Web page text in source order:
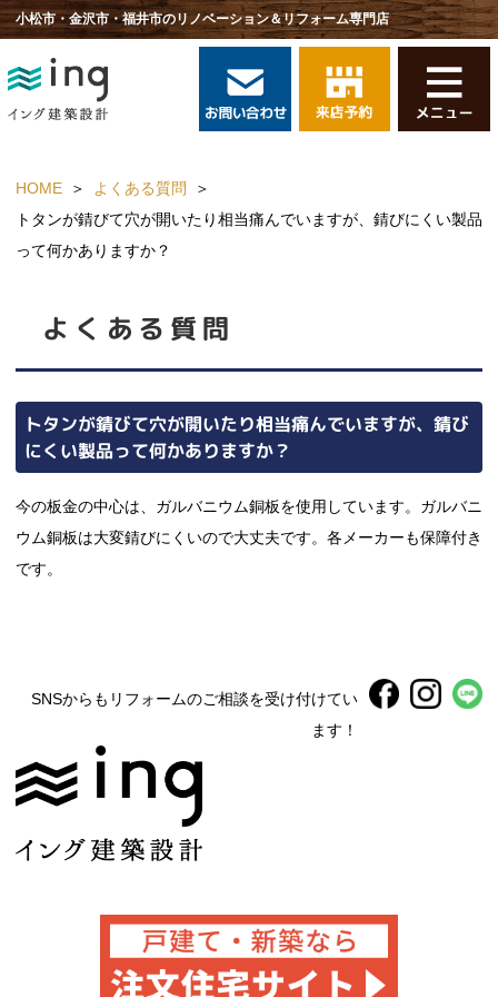
小松市・金沢市・福井市のリノベーション＆リフォーム専門店
HOME
よくある質問
トタンが錆びて穴が開いたり相当痛んでいますが、錆びにくい製品
って何かありますか？
よくある質問
トタンが錆びて穴が開いたり相当痛んでいますが、錆び
にくい製品って何かありますか？
今の板金の中心は、ガルバニウム銅板を使用しています。ガルバニ
ウム銅板は大変錆びにくいので大丈夫です。各メーカーも保障付き
です。
SNSからもリフォームのご相談を受け付けてい
ます！